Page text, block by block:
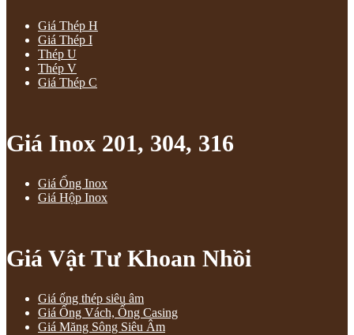
Giá Thép H
Giá Thép I
Thép U
Thép V
Giá Thép C
Giá Inox 201, 304, 316
Giá Ống Inox
Giá Hộp Inox
Giá Vật Tư Khoan Nhồi
Giá ống thép siêu âm
Giá Ống Vách, Ống Casing
Giá Măng Sông Siêu Âm